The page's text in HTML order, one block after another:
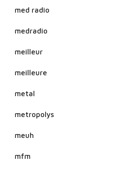
med radio
medradio
meilleur
meilleure
metal
metropolys
meuh
mfm